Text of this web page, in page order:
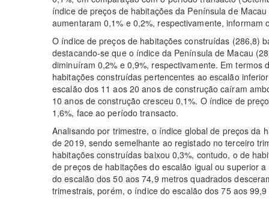
índice de preços de habitações da Península de
aumentaram 0,1% e 0,2%, respectivamente, informam
O índice de preços de habitações construídas (286,8)
destacando-se que o índice da Península de Macau
diminuíram 0,2% e 0,9%, respectivamente. Em
habitações construídas pertencentes ao escalão
escalão dos 11 aos 20 anos de construção caíram
10 anos de construção cresceu 0,1%. O índice de
1,6%, face ao período transacto.
Analisando por trimestre, o índice global de preços da
de 2019, sendo semelhante ao registado no terceiro
habitações construídas baixou 0,3%, contudo, o de
de preços de habitações do escalão igual ou superior
do escalão dos 50 aos 74,9 metros quadrados
trimestrais, porém, o índice do escalão dos 75 aos